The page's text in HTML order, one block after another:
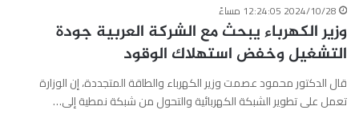
2024/10/28 12:24:05 مساءً
وزير الكهرباء يبحث مع الشركة العربية جودة
التشغيل وخفض استهلاك الوقود
قال الدكتور محمود عصمت وزير الكهرباء والطاقة المتجددة، إن الوزارة
تعمل على تطوير الشبكة الكهربائية والتحول من شبكة نمطية إلى…